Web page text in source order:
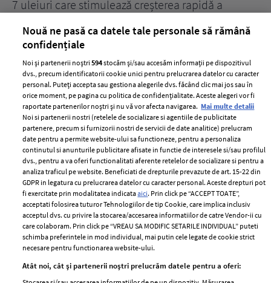
7 uleiuri care stimulează creșterea rapidă a
ELLE Style Awards
2024
Despre ELLE
Romania
Contact
Abonamente
Termeni si conditii
Politica de
confidențialitate
Politica de cookies
Publicitate
GSP
femei
Nouă ne pasă ca datele tale personale să rămână
confidențiale
Noi și partenerii noștri594stocăm și/sau accesăm informații pe dispozitivul
dvs., precum identificatorii cookie unici pentru prelucrarea datelor cu caracter
personal. Puteți accepta sau gestiona alegerile dvs. făcând clic mai jos sau în
orice moment, pe pagina cu politica de confidențialitate. Aceste alegeri vor fi
raportate partenerilor noștri și nu vă vor afecta navigarea. Mai multe detalii
Noi si partenerii nostri (retelele de socializare si agentiile de publicitate
partenere, precum si furnizorii nostri de servicii de date analitice) prelucram
date pentru a permite website-ului sa functioneze, pentru a personaliza
continutul si anunturile publicitare afisate in functie de interesele si/sau profilul
dvs., pentru a va oferi functionalitati aferente retelelor de socializare si pentru a
analiza traficul pe website. Beneficiati de drepturile prevazute de art. 15-22 din
GDPR in legatura cu prelucrarea datelor cu caracter personal. Aceste drepturi pot
fi exercitate prin modalitatea indicataaici. Prin click pe “ACCEPT TOATE”,
acceptati folosirea tuturor Tehnologiilor de tip Cookie, care implica inclusiv
acceptul dvs. cu privire la stocarea/accesarea informatiilor de catre Vendor-ii cu
care colaboram. Prin click pe “VREAU SA MODIFIC SETARILE INDIVIDUAL” puteti
schimba preferintele in mod individual, mai putin cele legate de cookie strict
necesare pentru functionarea website-ului.
Atât noi, cât și partenerii noștri prelucrăm datele pentru a oferi: